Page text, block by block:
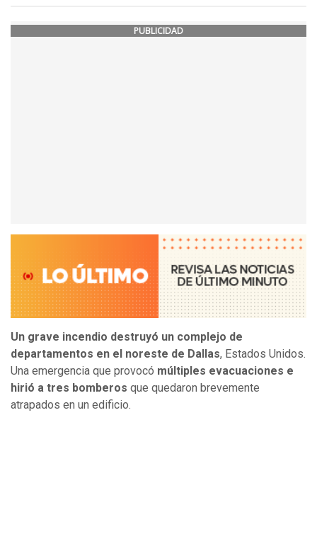
PUBLICIDAD
Un grave incendio destruyó un complejo de
departamentos en el noreste de Dallas, Estados Unidos.
Una emergencia que provocó múltiples evacuaciones e
hirió a tres bomberos que quedaron brevemente
atrapados en un edificio.